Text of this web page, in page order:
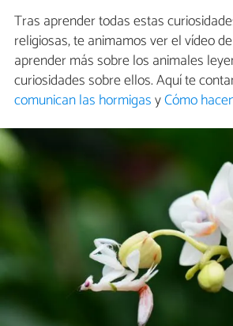
Tras aprender todas estas
religiosas, te animamos ver el vídeo
aprender más sobre los animales
curiosidades sobre ellos. Aquí te
comunican las hormigasyCómo